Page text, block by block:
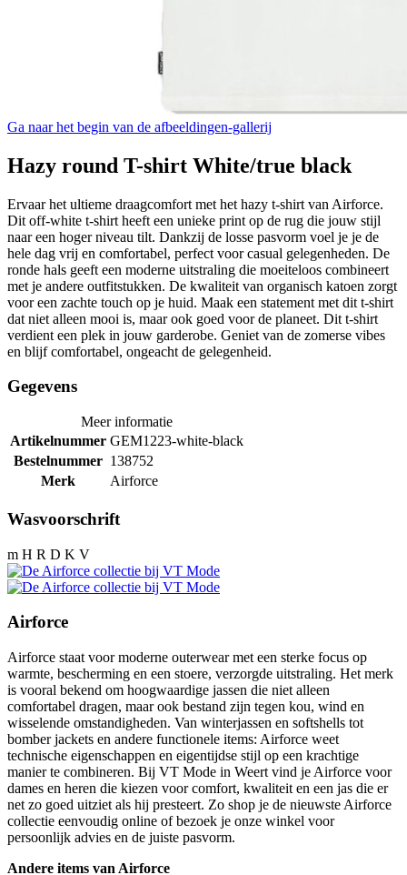
Ga naar het begin van de afbeeldingen-gallerij
Hazy round T-shirt White/true black
Ervaar het ultieme draagcomfort met het hazy t-shirt van Airforce.
Dit off-white t-shirt heeft een unieke print op de rug die jouw stijl
naar een hoger niveau tilt. Dankzij de losse pasvorm voel je je de
hele dag vrij en comfortabel, perfect voor casual gelegenheden. De
ronde hals geeft een moderne uitstraling die moeiteloos combineert
met je andere outfitstukken. De kwaliteit van organisch katoen zorgt
voor een zachte touch op je huid. Maak een statement met dit t-shirt
dat niet alleen mooi is, maar ook goed voor de planeet. Dit t-shirt
verdient een plek in jouw garderobe. Geniet van de zomerse vibes
en blijf comfortabel, ongeacht de gelegenheid.
Gegevens
Meer informatie
Artikelnummer GEM1223-white-black
Bestelnummer 138752
Merk
Airforce
Wasvoorschrift
m H R D K V
Airforce
Airforce staat voor moderne outerwear met een sterke focus op
warmte, bescherming en een stoere, verzorgde uitstraling. Het merk
is vooral bekend om hoogwaardige jassen die niet alleen
comfortabel dragen, maar ook bestand zijn tegen kou, wind en
wisselende omstandigheden. Van winterjassen en softshells tot
bomber jackets en andere functionele items: Airforce weet
technische eigenschappen en eigentijdse stijl op een krachtige
manier te combineren. Bij VT Mode in Weert vind je Airforce voor
dames en heren die kiezen voor comfort, kwaliteit en een jas die er
net zo goed uitziet als hij presteert. Zo shop je de nieuwste Airforce
collectie eenvoudig online of bezoek je onze winkel voor
persoonlijk advies en de juiste pasvorm.
Andere items van Airforce